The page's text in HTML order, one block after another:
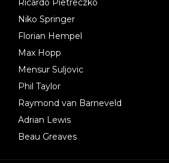
Ricardo Pietreczko
Niko Springer
Florian Hempel
Max Hopp
Mensur Suljovic
Phil Taylor
Raymond van Barneveld
Adrian Lewis
Beau Greaves